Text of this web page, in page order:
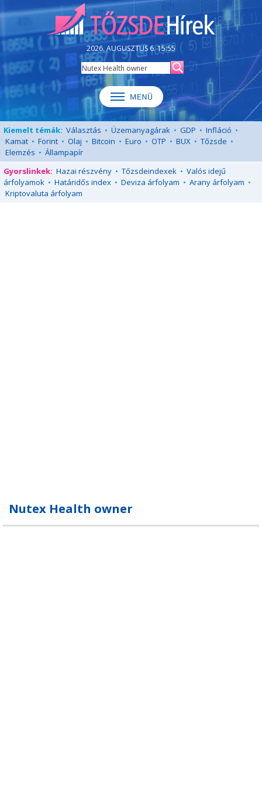
2026. AUGUSZTUS 6. 15:55
Kiemelt témák: Választás • Üzemanyagárak • GDP • Infláció •
Kamat • Forint • Olaj • Bitcoin • Euro • OTP • BUX • Tőzsde •
Elemzés • Állampapír
Gyorslinkek: Hazai részvény • Tőzsdeindexek • Valós idejű
árfolyamok • Határidős index • Deviza árfolyam • Arany árfolyam •
Kriptovaluta árfolyam
Nutex Health owner